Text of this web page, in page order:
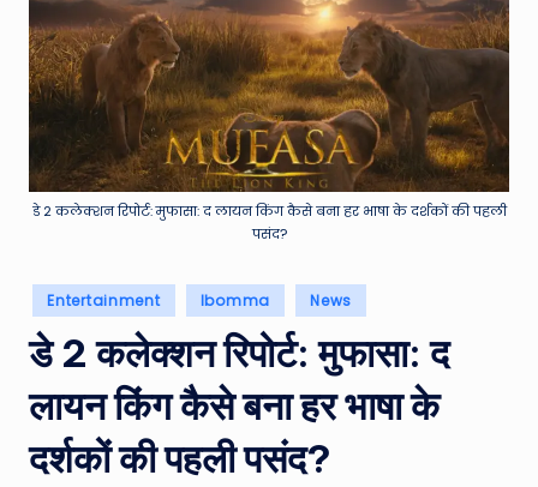
e
a
t
h
er
,
e
c
h
&
M
डे 2 कलेक्शन रिपोर्ट: मुफासा: द लायन किंग कैसे बना हर भाषा के दर्शकों की पहली
पसंद?
Posted
in
Entertainment Ibomma News
डे 2 कलेक्शन रिपोर्ट: मुफासा: द
लायन किंग कैसे बना हर भाषा के
दर्शकों की पहली पसंद?